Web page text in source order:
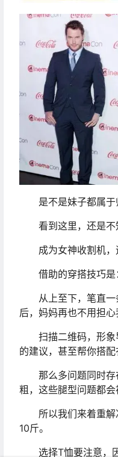
是不是妹子都属于
看到这里，还是不
成为女神收割机，
借助的穿搭技巧是
从上至下，笔直一
后，妈妈再也不用担心
扫描二维码，形象
的建议，甚至帮你搭配
那么多问题同时存
粗，这些腿型问题都会
所以我们来着重解
10斤。
选择T恤要注意，因